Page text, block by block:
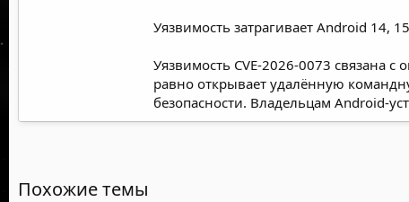
Уязвимость затрагивает Android 14,
Уязвимость CVE-2026-0073 связана
равно открывает удалённую
безопасности. Владельцам Android-
Похожие темы